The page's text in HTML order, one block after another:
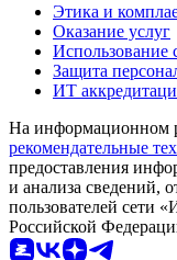
Этика и
Оказание услуг
Использование
Защита
ИТ
На информационном
рекомендательные
предоставления
и анализа сведений,
пользователей сети
Российской